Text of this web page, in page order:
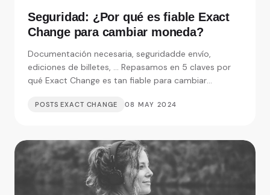
Seguridad: ¿Por qué es fiable Exact
Change para cambiar moneda?
Documentación necesaria, seguridadde envío,
ediciones de billetes, ... Repasamos en 5 claves por
qué Exact Change es tan fiable para cambiar
POSTS EXACT CHANGE 08 MAY 2024